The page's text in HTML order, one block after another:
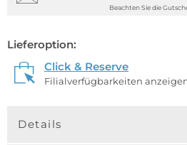
Beachten Sie die
Lieferoption:
Click & Reserve
Filialverfügbarkeiten
Details